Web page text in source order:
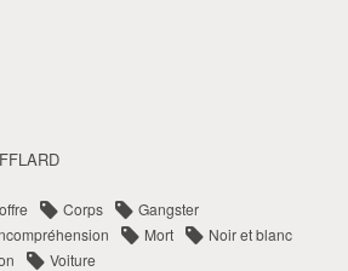
Corps
Gangster
Mort
Noir et blanc
Voiture